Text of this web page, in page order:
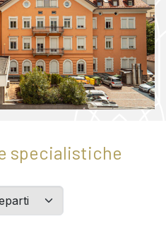
specialistiche
Filtern
Sie